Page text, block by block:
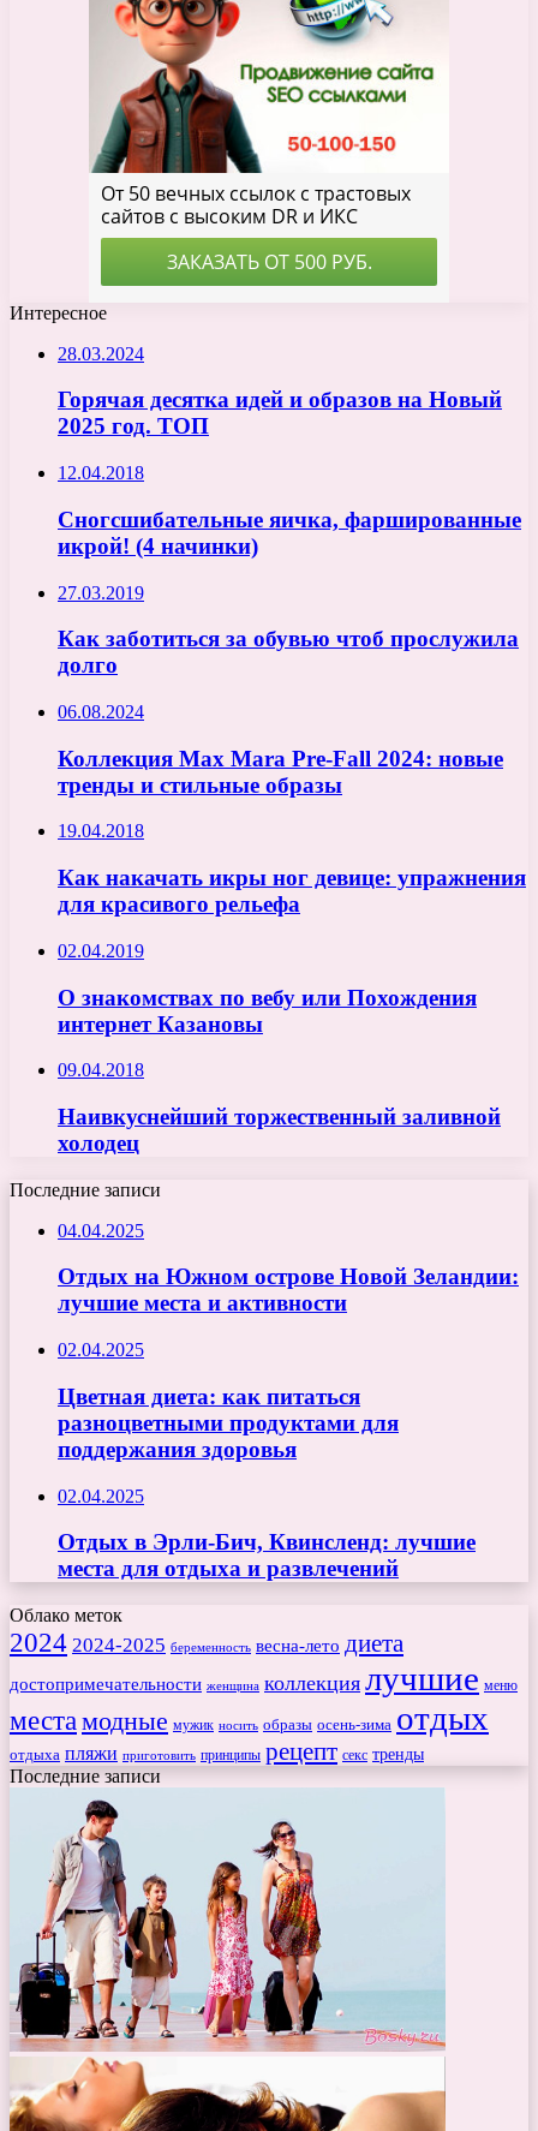
Интересное
28.03.2024
Горячая десятка идей и образов на Новый
2025 год. ТОП
12.04.2018
Сногсшибательные яичка, фаршированные
икрой! (4 начинки)
27.03.2019
Как заботиться за обувью чтоб прослужила
долго
06.08.2024
Коллекция Max Mara Pre-Fall 2024: новые
тренды и стильные образы
19.04.2018
Как накачать икры ног девице: упражнения
для красивого рельефа
02.04.2019
О знакомствах по вебу или Похождения
интернет Казановы
09.04.2018
Наивкуснейший торжественный заливной
холодец
Последние записи
04.04.2025
Отдых на Южном острове Новой Зеландии:
лучшие места и активности
02.04.2025
Цветная диета: как питаться
разноцветными продуктами для
поддержания здоровья
02.04.2025
Отдых в Эрли-Бич, Квинсленд: лучшие
места для отдыха и развлечений
Облако меток
2024 2024-2025 беременность весна-лето диета
достопримечательности женщина коллекция лучшие меню
места модные мужик носить образы осень-зима отдых
отдыха пляжи приготовить принципы рецепт секс тренды
Последние записи